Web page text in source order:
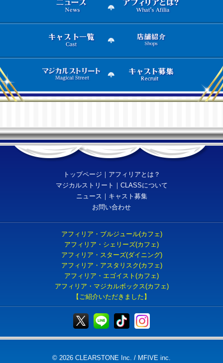
トップページ ｜ アフィリアとは？
マジカルストリート ｜ CLASSについて
ニュース ｜ キャスト募集
お問い合わせ
アフィリア・ブルジュール(カフェ)
アフィリア・シェリーズ(カフェ)
アフィリア・スターズ(ダイニング)
アフィリア・アスタリスク(カフェ)
アフィリア・エゴイスト(カフェ)
アフィリア・マジカルボックス(カフェ)
【ご紹介いただきました】
© 2026 CLEARSTONE Inc. / MFIVE inc.